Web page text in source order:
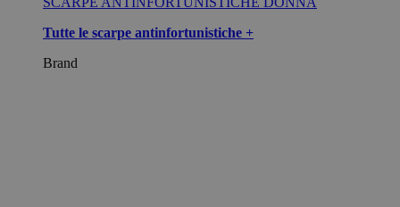
Tutte le scarpe antinfortunistiche +
Brand